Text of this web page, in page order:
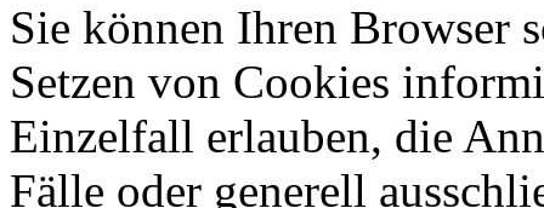
Sie können Ihren Browser
Setzen von Cookies
Einzelfall erlauben, die
Fälle oder generell